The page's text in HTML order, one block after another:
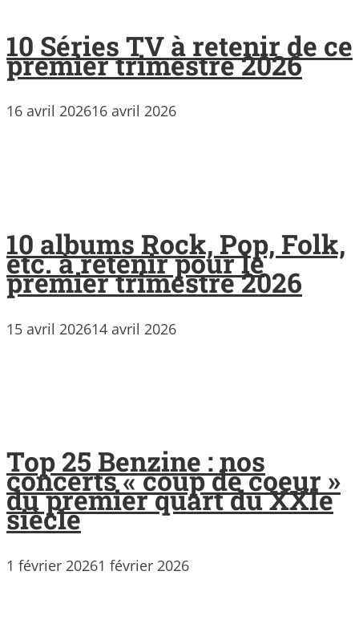
10 Séries TV à retenir de ce
premier trimestre 2026
16 avril 202616 avril 2026
10 albums Rock, Pop, Folk,
etc. à retenir pour le
premier trimestre 2026
15 avril 202614 avril 2026
Top 25 Benzine : nos
concerts « coup de coeur »
du premier quart du XXIe
siècle
1 février 20261 février 2026